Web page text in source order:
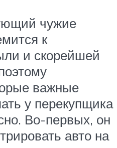
чужие
к
и скорейшей
важные
у перекупщика
Во-первых, он
авто на